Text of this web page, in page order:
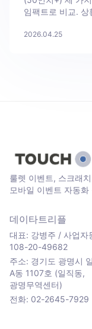
임팩트로 비교. 상
2026.04.25
룰렛 이벤트, 스크래
모바일 이벤트 자동화
데이타트리플
대표: 강병주 / 사업자
108-20-49682
주소: 경기도 광명시
A동 1107호 (일직동,
광명무역센터)
전화: 02-2645-7929